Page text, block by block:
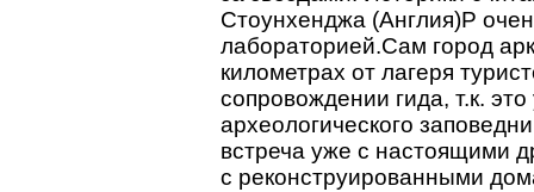
Стоунхенджа (Англия)P
лабораторией.Сам город
километрах от лагеря
сопровождении гида, т.к.
археологического
встреча уже с настоящими
с реконструированными